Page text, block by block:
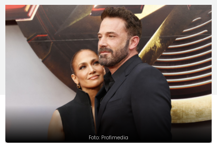
Foto: Profimedia